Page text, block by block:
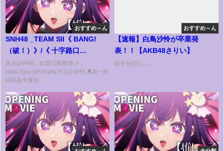
おすすめ～ん
SNH48 _TEAM SII《 BANG!
（破！）》/《 十字路口
（Crossroads）》| 公演《幻
镜》舞台
关注SNH48，欢迎订阅频道👉：
https://goo.gl/F81wfq 开启小铃铛 🔔第一时
间观看专属你...
おすすめ～ん
【速報】白鳥沙怜が卒業発
表！！【AKB48さりい】
続きを読む......